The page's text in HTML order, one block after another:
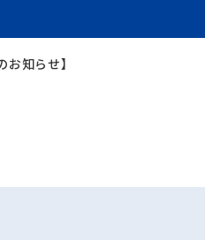
お知らせ】